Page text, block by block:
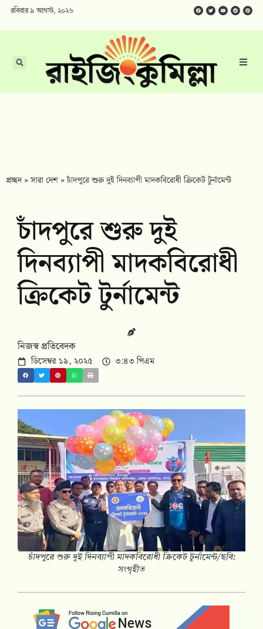
রবিবার ৯ আগস্ট, ২০২৬
প্রচ্ছদ»সারা দেশ »চাঁদপুরে শুরু দুই দিনব্যাপী মাদকবিরোধী ক্রিকেট টুর্নামেন্ট
চাঁদপুরে শুরু দুই
দিনব্যাপী মাদকবিরোধী
ক্রিকেট টুর্নামেন্ট
নিজস্ব প্রতিবেদক
ডিসেম্বর ১৯, ২০২৫ ৩:৪৩ পিএম
চাঁদপুরে শুরু দুই দিনব্যাপী মাদকবিরোধী ক্রিকেট টুর্নামেন্ট/ছবি:
সংগৃহীত